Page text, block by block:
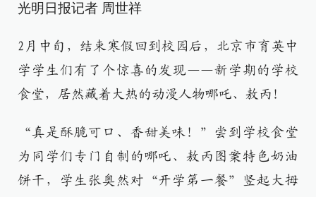
光明日报记者 周世祥
2月中旬，结束寒假回到校园后，北京市育英中
学学生们有了个惊喜的发现——新学期的学校
食堂，居然藏着大热的动漫人物哪吒、敖丙！
“真是酥脆可口、香甜美味！”尝到学校食堂
为同学们专门自制的哪吒、敖丙图案特色奶油
饼干，学生张奥然对“开学第一餐”竖起大拇